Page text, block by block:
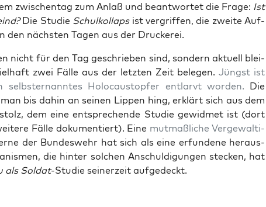
zwi­schen­tag zum Anlaß und beant­wor­tet die Fra­ge: Ist
Die Stu­die Schul­kol­lapsist ver­grif­fen, die zwei­te Auf­
den nächs­ten Tagen aus der Druckerei.
nicht für den Tag geschrie­ben sind, son­dern aktu­ell blei­
zwei Fäl­le aus der letz­ten Zeit bele­gen.Jüngst ist
selbst­er­nann­tes Holo­caust­op­fer ent­larvt wor­den. Die
bis dahin an sei­nen Lip­pen hing, erklärt sich aus dem
dem eine ent­spre­chen­de Stu­die gewid­met ist (dort
Fäl­le doku­men­tiert). Eine mut­maß­li­che Ver­ge­wal­ti­
der Bun­des­wehr hat sich als eine erfun­de­ne her­aus­
die hin­ter sol­chen Anschul­di­gun­gen ste­cken, hat
als Sol­dat-Stu­die sei­ner­zeit aufgedeckt.